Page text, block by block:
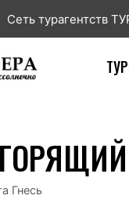
Сеть турагентств
Гнесь